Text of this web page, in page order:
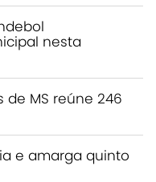
nesta
de MS reúne 246
e amarga quinto